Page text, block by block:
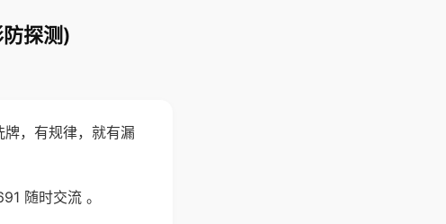
探测)
，有规律，就有漏
随时交流 。